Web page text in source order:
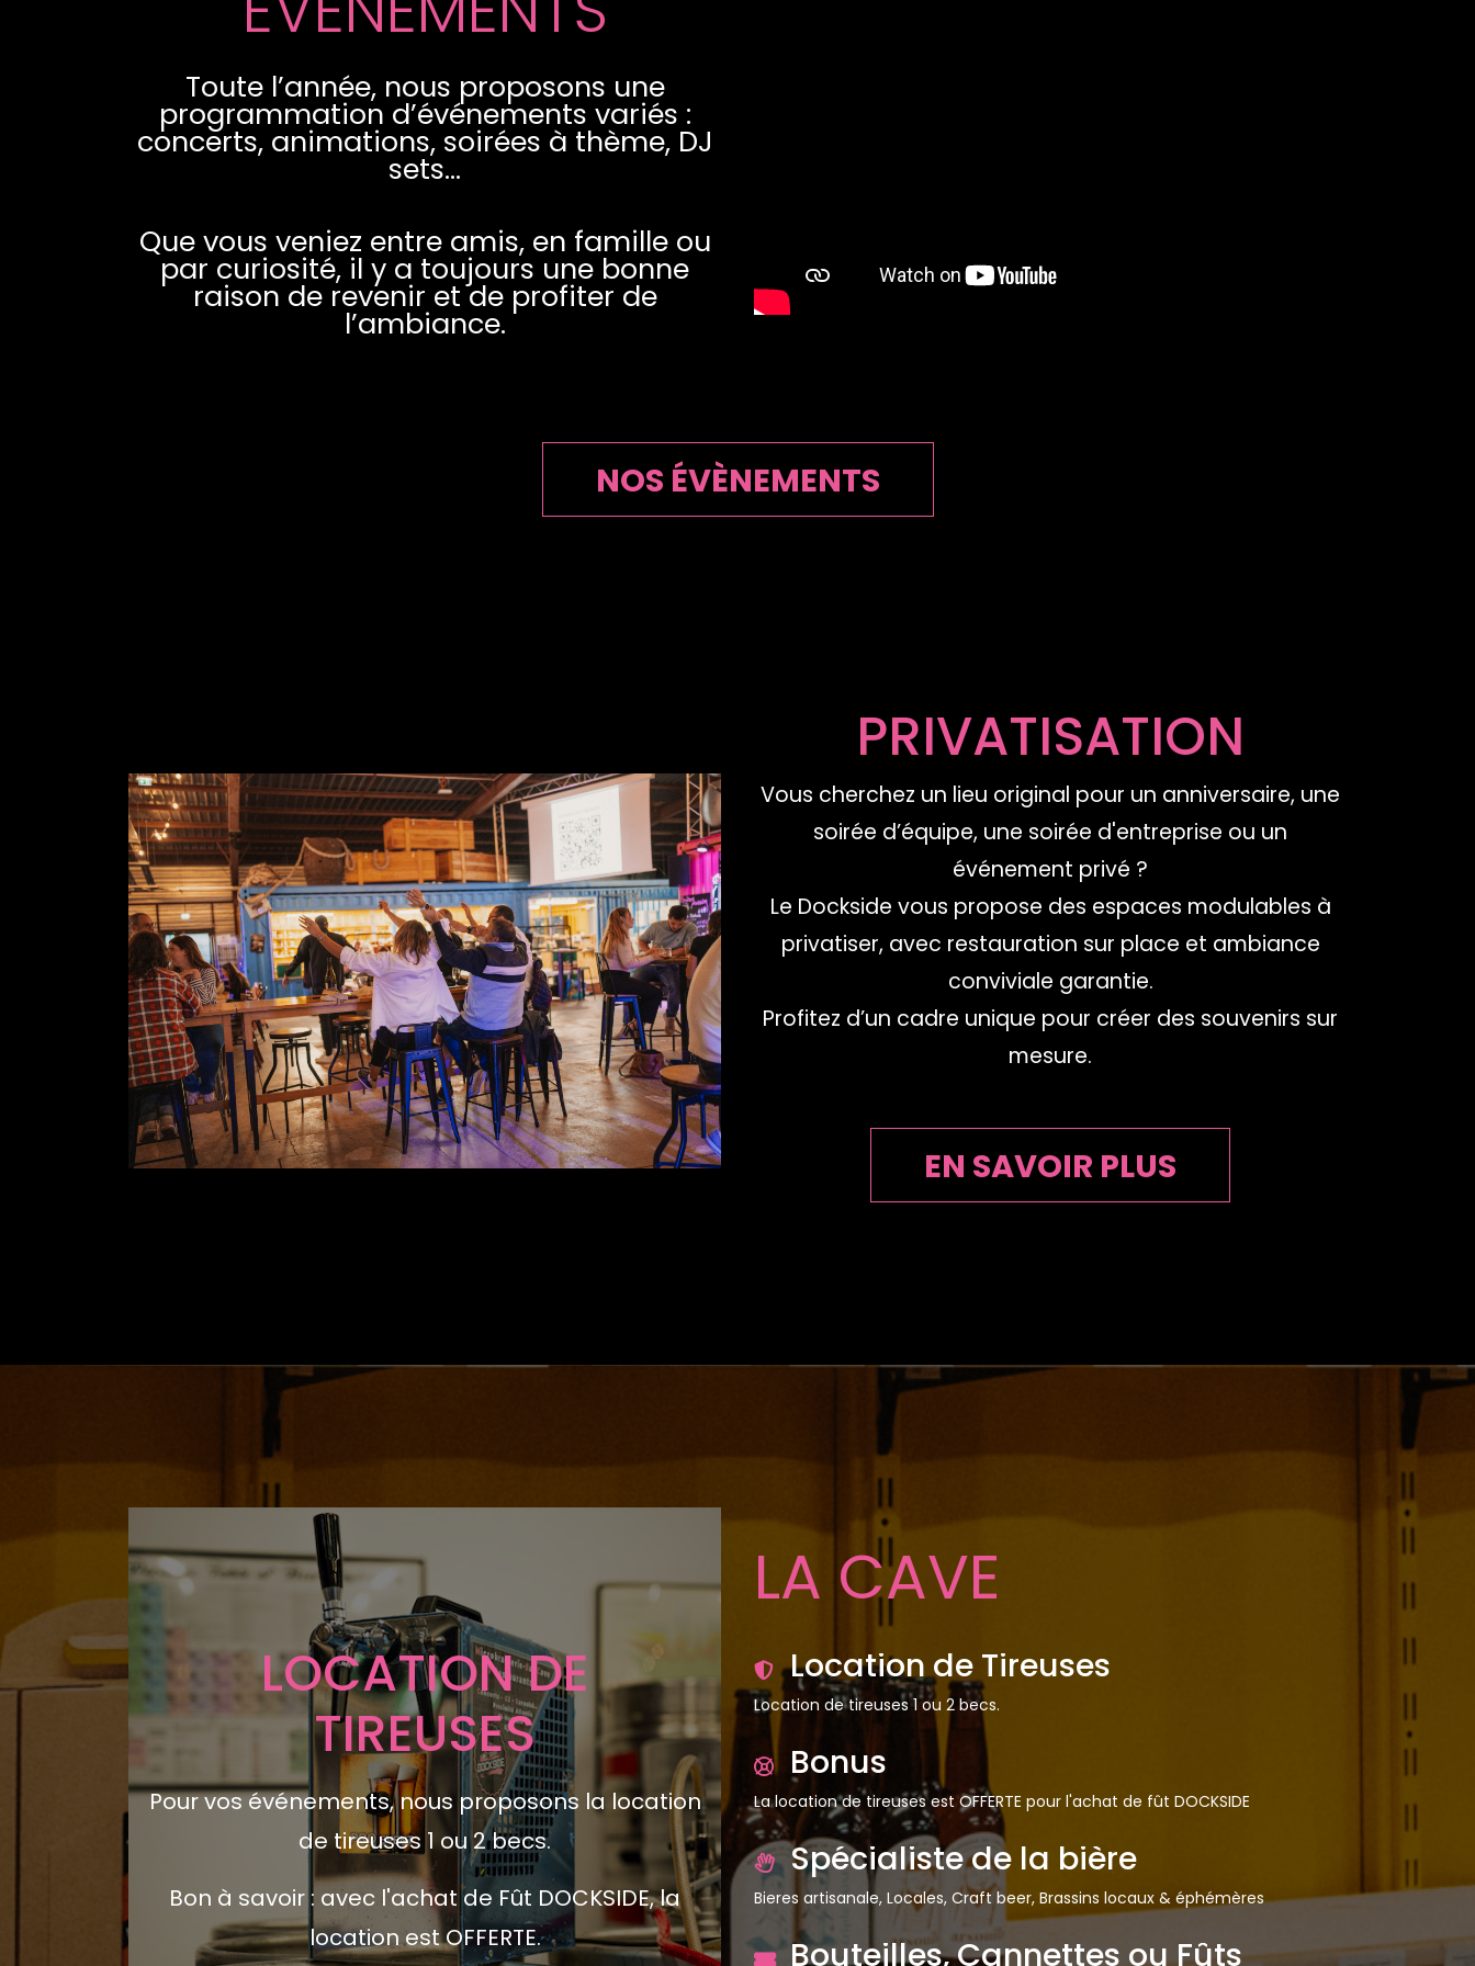
Toute l’année, nous proposons une
programmation d’événements variés :
concerts, animations, soirées à thème, DJ
sets…
Que vous veniez entre amis, en famille ou
par curiosité, il y a toujours une bonne
raison de revenir et de profiter de
l’ambiance.
NOS ÉVÈNEMENTS
PRIVATISATION
Vous cherchez un lieu original pour un anniversaire, une
soirée d’équipe, une soirée d'entreprise ou un
événement privé ?
Le Dockside vous propose des espaces modulables à
privatiser, avec restauration sur place et ambiance
conviviale garantie.
Profitez d’un cadre unique pour créer des souvenirs sur
mesure.
EN SAVOIR PLUS
SPECIALISTES DE LA
BIERE
Bieres artisanale, Locales, Craft beer, Brassins
LA CAVE
Location de Tireuses
Location de tireuses 1 ou 2 becs.
Bonus
La location de tireuses est OFFERTE pour l'achat de fût DOCKSIDE
Spécialiste de la bière
Bieres artisanale, Locales, Craft beer, Brassins locaux & éphémères
Bouteilles, Cannettes ou Fûts